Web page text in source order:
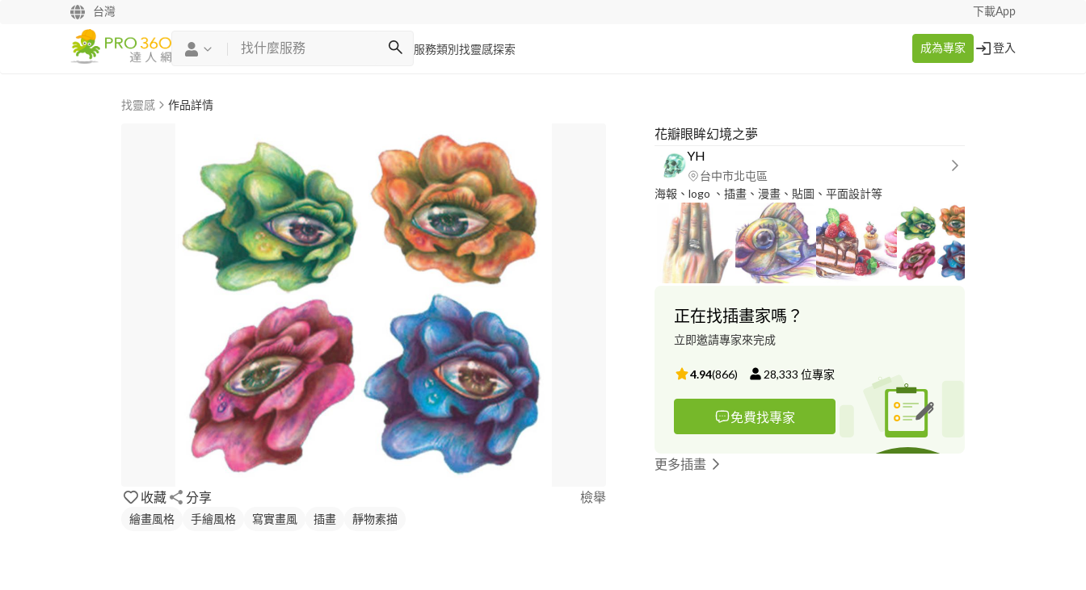
台灣 下載App
服務類別 找靈感探索 成為專家 登入
找靈感 作品詳情
收藏 分享 檢舉
繪畫風格 手繪風格 寫實畫風 插畫 靜物素描
花瓣眼眸幻境之夢
YH
台中市北屯區
海報、logo 、插畫、漫畫、貼圖、平面設計等
正在找插畫家嗎？
立即邀請專家來完成
4.94(866) 28,333 位專家
免費找專家
更多插畫